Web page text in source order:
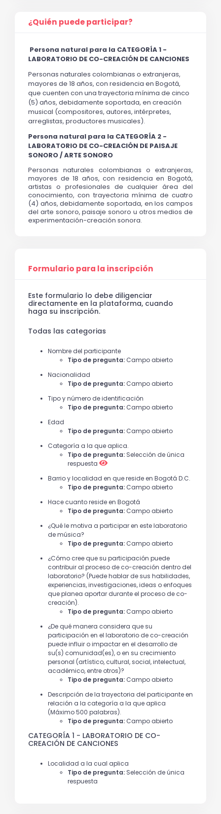
¿Quién puede participar?
Persona natural para la CATEGORÍA 1 -
LABORATORIO DE CO-CREACIÓN DE CANCIONES
Personas naturales colombianas o extranjeras,
mayores de 18 años, con residencia en Bogotá,
que cuenten con una trayectoria mínima de cinco
(5) años, debidamente soportada, en creación
musical (compositores, autores, intérpretes,
arreglistas, productores musicales).
Persona natural para la CATEGORÍA 2 -
LABORATORIO DE CO-CREACIÓN DE PAISAJE
SONORO / ARTE SONORO
Personas naturales colombianas o extranjeras,
mayores de 18 años, con residencia en Bogotá,
artistas o profesionales de cualquier área del
conocimiento, con trayectoria mínima de cuatro
(4) años, debidamente soportada, en los campos
del arte sonoro, paisaje sonoro u otros medios de
experimentación-creación sonora.
Formulario para la inscripción
Este formulario lo debe diligenciar
directamente en la plataforma, cuando
haga su inscripción.
Todas las categorias
Nombre del participante
Tipo de pregunta: Campo abierto
Nacionalidad
Tipo de pregunta: Campo abierto
Tipo y número de identificación
Tipo de pregunta: Campo abierto
Edad
Tipo de pregunta: Campo abierto
Categoría a la que aplica.
Tipo de pregunta: Selección de única
respuesta
Barrio y localidad en que reside en Bogotá D.C.
Tipo de pregunta: Campo abierto
Hace cuanto reside en Bogotá
Tipo de pregunta: Campo abierto
¿Qué le motiva a participar en este laboratorio
de música?
Tipo de pregunta: Campo abierto
¿Cómo cree que su participación puede
contribuir al proceso de co-creación dentro del
laboratorio? (Puede hablar de sus habilidades,
experiencias, investigaciones, ideas o enfoques
que planea aportar durante el proceso de co-
creación).
Tipo de pregunta: Campo abierto
¿De qué manera considera que su
participación en el laboratorio de co-creación
puede influir o impactar en el desarrollo de
su(s) comunidad(es), o en su crecimiento
personal (artístico, cultural, social, intelectual,
académico, entre otros)?
Tipo de pregunta: Campo abierto
Descripción de la trayectoria del participante en
relación a la categoría a la que aplica
(Máximo 500 palabras).
Tipo de pregunta: Campo abierto
CATEGORÍA 1 - LABORATORIO DE CO-
CREACIÓN DE CANCIONES
Localidad a la cual aplica
Tipo de pregunta: Selección de única
respuesta